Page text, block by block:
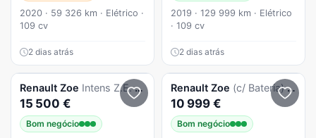
2020 · 59 326 km · Elétrico ·
109 cv
2 dias atrás
2019 · 129 999 km · Elétrico
· 109 cv
2 dias atrás
Renault Zoe Intens Z.E. 50 R135
15 500 €
Bom negócio
Renault Zoe (c/ Bateria) Zen 40
10 999 €
Bom negócio